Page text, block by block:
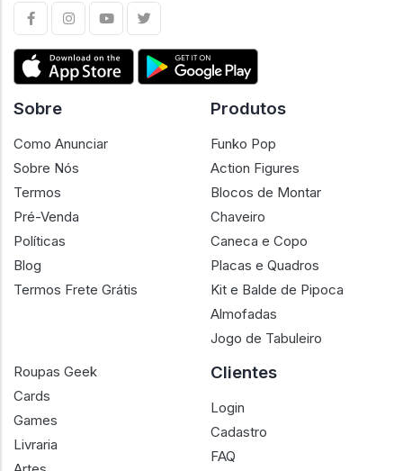
Sobre
Como Anunciar
Sobre Nós
Termos
Pré-Venda
Políticas
Blog
Termos Frete Grátis
Produtos
Funko Pop
Action Figures
Blocos de Montar
Chaveiro
Caneca e Copo
Placas e Quadros
Kit e Balde de Pipoca
Almofadas
Jogo de Tabuleiro
Roupas Geek
Cards
Games
Livraria
Clientes
Login
Cadastro
FAQ